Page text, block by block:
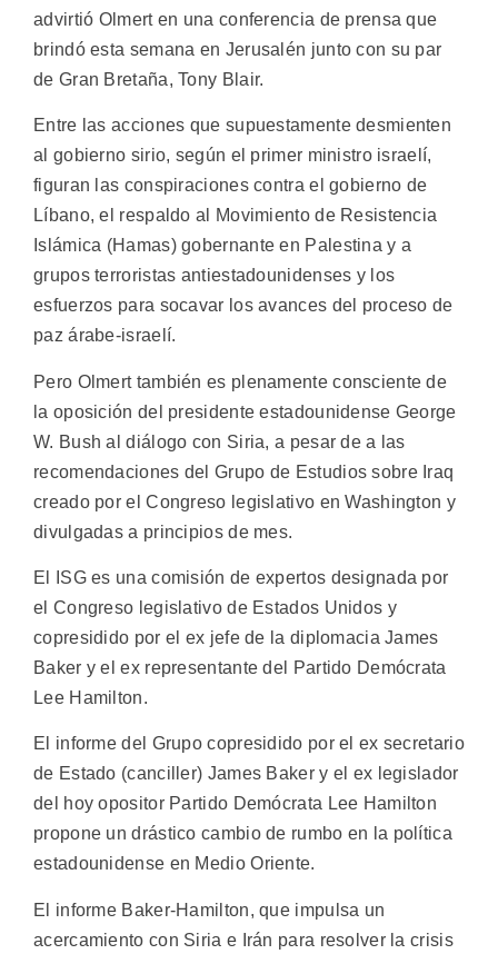
advirtió Olmert en una conferencia de prensa que
brindó esta semana en Jerusalén junto con su par
de Gran Bretaña, Tony Blair.
Entre las acciones que supuestamente desmienten
al gobierno sirio, según el primer ministro israelí,
figuran las conspiraciones contra el gobierno de
Líbano, el respaldo al Movimiento de Resistencia
Islámica (Hamas) gobernante en Palestina y a
grupos terroristas antiestadounidenses y los
esfuerzos para socavar los avances del proceso de
paz árabe-israelí.
Pero Olmert también es plenamente consciente de
la oposición del presidente estadounidense George
W. Bush al diálogo con Siria, a pesar de a las
recomendaciones del Grupo de Estudios sobre Iraq
creado por el Congreso legislativo en Washington y
divulgadas a principios de mes.
El ISG es una comisión de expertos designada por
el Congreso legislativo de Estados Unidos y
copresidido por el ex jefe de la diplomacia James
Baker y el ex representante del Partido Demócrata
Lee Hamilton.
El informe del Grupo copresidido por el ex secretario
de Estado (canciller) James Baker y el ex legislador
del hoy opositor Partido Demócrata Lee Hamilton
propone un drástico cambio de rumbo en la política
estadounidense en Medio Oriente.
El informe Baker-Hamilton, que impulsa un
acercamiento con Siria e Irán para resolver la crisis